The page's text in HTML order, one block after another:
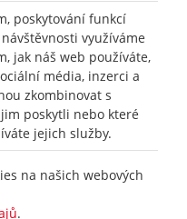
poskytování funkcí
využíváme
jak náš web používáte,
média, inzerci a
zkombinovat s
poskytli nebo které
jejich služby.
na našich webových
.